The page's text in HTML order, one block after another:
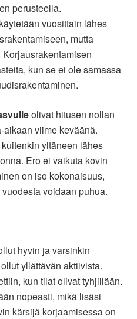
perusteella.
vuosittain lähes
mutta
kun se ei ole samassa
olivat hitusen nollan
viime keväänä.
yltäneen lähes
Ero ei vaikuta kovin
on iso kokonaisuus,
voidaan puhua.
hyvin ja varsinkin
yllättävän aktiivista.
kun tilat olivat tyhjillään.
nopeasti, mikä lisäsi
kärsijä korjaamisessa on